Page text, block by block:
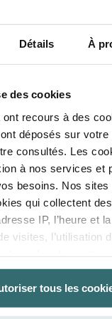
Détails À
des cookies
recours à des
déposés sur votre
consultés. Les
à nos services et
besoins. Nos
qui collectent
IP, l’heure et
visites, l’utilisation
les favoris sur
des cookies est
tous les
de protection
votre système
confort à la maison -
400100014
dans:
ComfoAir
livré dans les 2 à